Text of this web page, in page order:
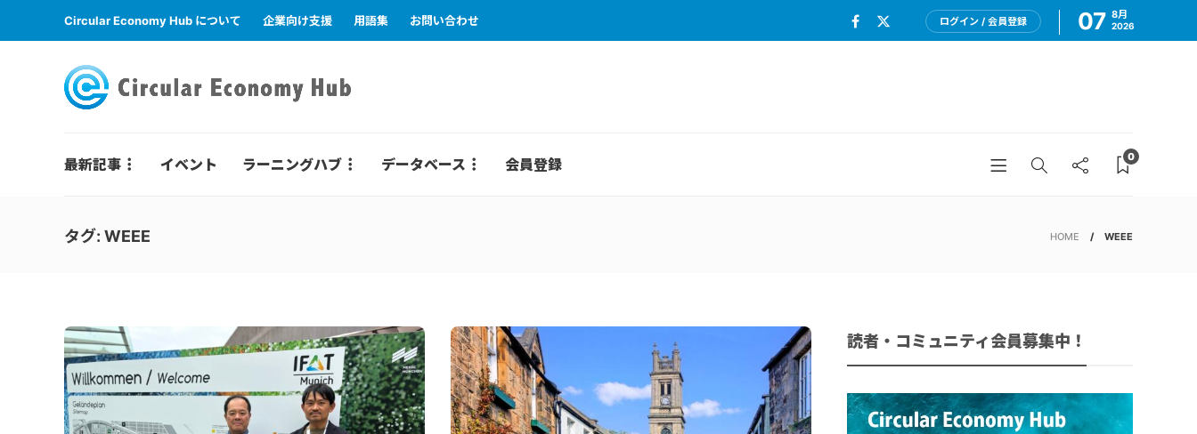
Circular Economy Hub について 企業向け支援 用語集 お問い合わせ ログイン / 会員登録 07 8月
2026
最新記事 イベント ラーニングハブ データベース 会員登録 0
タグ: WEEE HOME WEEE
読者・コミュニティ会員募集中！